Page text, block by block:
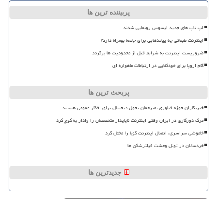
پربیننده ترین ها
لپ تاپ های جدید ایسوس رونمایی شدند
اینترنت طبقاتی چه پیامدهایی برای جامعه بهمراه دارد؟
ضروریست اینترنت به شرایط قبل از محدودیت ها برگردد
گام اروپا برای خودکفایی در ارتباطات ماهواره ای
پربحث ترین ها
خبرنگاران حوزه فناوری، مترجمان تحول دیجیتال برای افکار عمومی هستند
مرگ دورکاری در ایران وقتی اینترنت ناپایدار متخصصان را وادار به کوچ کرد
خاموشی سراسری، اتصال اینترنت کوبا را مختل کرد
خردسالان در تونل وحشت فیلترشکن ها
جدیدترین ها